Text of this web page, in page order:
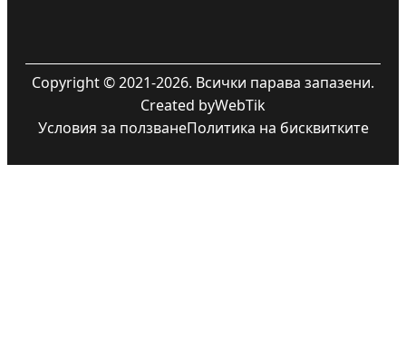
Copyright © 2021-2026. Всички парава запазени.
Created byWebTik
Условия за ползванеПолитика на бисквитките